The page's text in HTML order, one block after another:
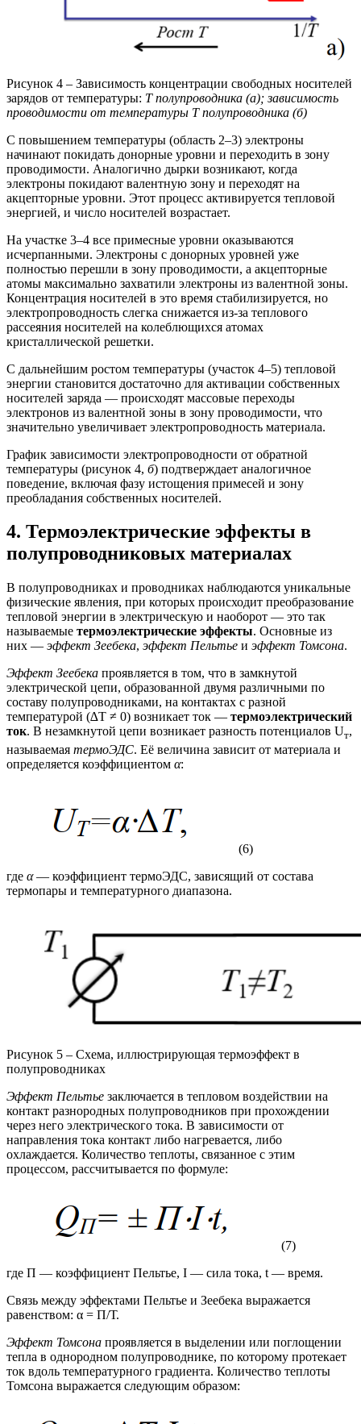
Рисунок 4 – Зависимость концентрации свободных носителей
зарядов от температуры: Т полупроводника (а); зависимость
проводимости от температуры Т полупроводника (б)
С повышением температуры (область 2–3) электроны
начинают покидать донорные уровни и переходить в зону
проводимости. Аналогично дырки возникают, когда
электроны покидают валентную зону и переходят на
акцепторные уровни. Этот процесс активируется тепловой
энергией, и число носителей возрастает.
На участке 3–4 все примесные уровни оказываются
исчерпанными. Электроны с донорных уровней уже
полностью перешли в зону проводимости, а акцепторные
атомы максимально захватили электроны из валентной зоны.
Концентрация носителей в это время стабилизируется, но
электропроводность слегка снижается из-за теплового
рассеяния носителей на колеблющихся атомах
кристаллической решетки.
С дальнейшим ростом температуры (участок 4–5) тепловой
энергии становится достаточно для активации собственных
носителей заряда — происходят массовые переходы
электронов из валентной зоны в зону проводимости, что
значительно увеличивает электропроводность материала.
График зависимости электропроводности от обратной
температуры (рисунок 4, б) подтверждает аналогичное
поведение, включая фазу истощения примесей и зону
преобладания собственных носителей.
4. Термоэлектрические эффекты в
полупроводниковых материалах
В полупроводниках и проводниках наблюдаются уникальные
физические явления, при которых происходит преобразование
тепловой энергии в электрическую и наоборот — это так
называемые термоэлектрические эффекты. Основные из
них — эффект Зеебека, эффект Пельтье и эффект Томсона.
Эффект Зеебека проявляется в том, что в замкнутой
электрической цепи, образованной двумя различными по
составу полупроводниками, на контактах с разной
температурой (∆T ≠ 0) возникает ток — термоэлектрический
ток. В незамкнутой цепи возникает разность потенциалов Uт,
называемая термоЭДС. Её величина зависит от материала и
определяется коэффициентом α:
(6)
где α— коэффициент термоЭДС, зависящий от состава
термопары и температурного диапазона.
Рисунок 5 – Схема, иллюстрирующая термоэффект в
полупроводниках
Эффект Пельтье заключается в тепловом воздействии на
контакт разнородных полупроводников при прохождении
через него электрического тока. В зависимости от
направления тока контакт либо нагревается, либо
охлаждается. Количество теплоты, связанное с этим
процессом, рассчитывается по формуле:
(7)
где П — коэффициент Пельтье, I — сила тока, t — время.
Связь между эффектами Пельтье и Зеебека выражается
равенством: α = П/Т.
Эффект Томсона проявляется в выделении или поглощении
тепла в однородном полупроводнике, по которому протекает
ток вдоль температурного градиента. Количество теплоты
Томсона выражается следующим образом: